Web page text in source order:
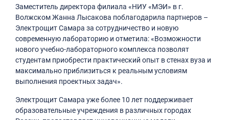
Заместитель директора филиала «НИУ «МЭИ» в г.
Волжском Жанна Лысакова поблагодарила партнеров –
Электрощит Самара за сотрудничество и новую
современную лабораторию и отметила: «Возможности
нового учебно-лабораторного комплекса позволят
студентам приобрести практический опыт в стенах вуза и
максимально приблизиться к реальным условиям
выполнения проектных задач».
Электрощит Самара уже более 10 лет поддерживает
образовательные учреждения в различных городах